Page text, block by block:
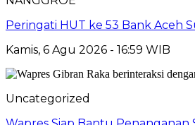
Peringati HUT ke 53 Bank Aceh
Kamis, 6 Agu 2026 - 16:59 WIB
Uncategorized